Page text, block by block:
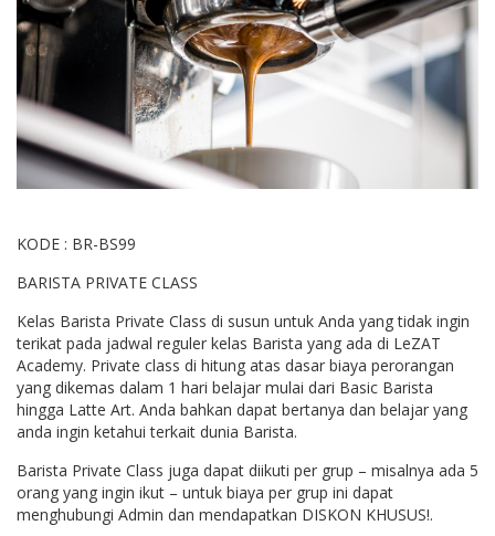
KODE : BR-BS99
BARISTA PRIVATE CLASS
Kelas Barista Private Class di susun untuk Anda yang tidak ingin
terikat pada jadwal reguler kelas Barista yang ada di LeZAT
Academy. Private class di hitung atas dasar biaya perorangan
yang dikemas dalam 1 hari belajar mulai dari Basic Barista
hingga Latte Art. Anda bahkan dapat bertanya dan belajar yang
anda ingin ketahui terkait dunia Barista.
Barista Private Class juga dapat diikuti per grup – misalnya ada 5
orang yang ingin ikut – untuk biaya per grup ini dapat
menghubungi Admin dan mendapatkan DISKON KHUSUS!.